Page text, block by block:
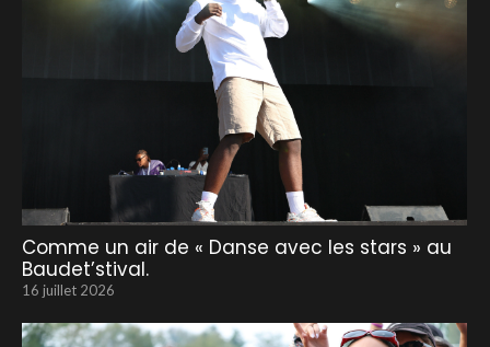
Comme un air de « Danse avec les stars » au
Baudet’stival.
16 juillet 2026